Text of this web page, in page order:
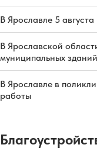
В Ярославле 5
В Ярославской
муниципальных зданий
В Ярославле в
работы